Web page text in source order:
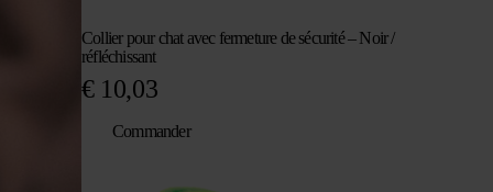
Collier pour chat avec fermeture de sécurité – Noir /
réfléchissant
€10,03
Commander